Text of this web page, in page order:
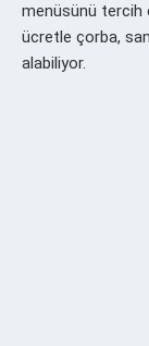
menüsünü tercih
ücretle çorba,
alabiliyor.